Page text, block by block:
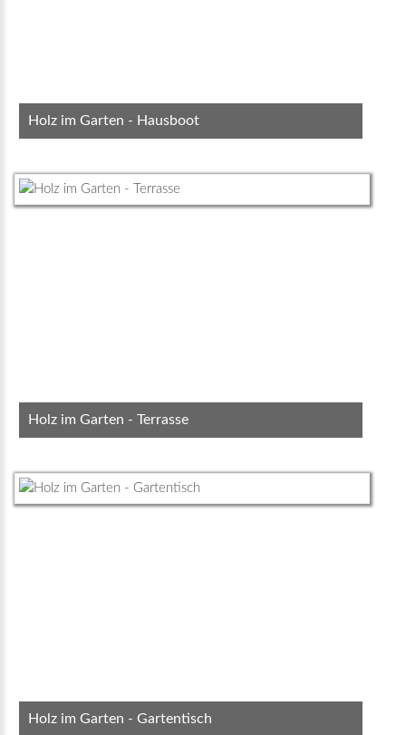
Holz im Garten - Hausboot
Holz im Garten - Terrasse
Holz im Garten - Gartentisch